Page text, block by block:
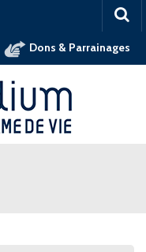
Dons & Parrainages